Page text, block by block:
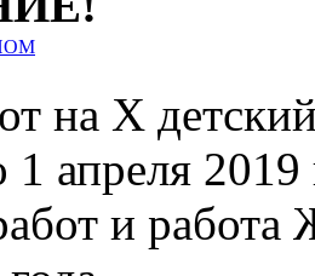
на X
апреля 2019
и